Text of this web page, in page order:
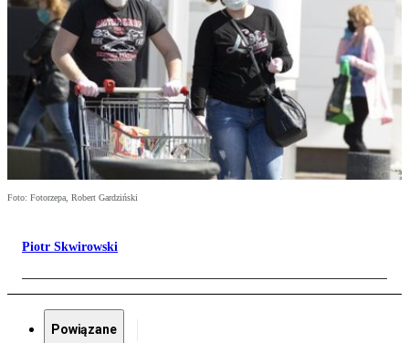
Foto: Fotorzepa, Robert Gardziński
Piotr Skwirowski
Powiązane